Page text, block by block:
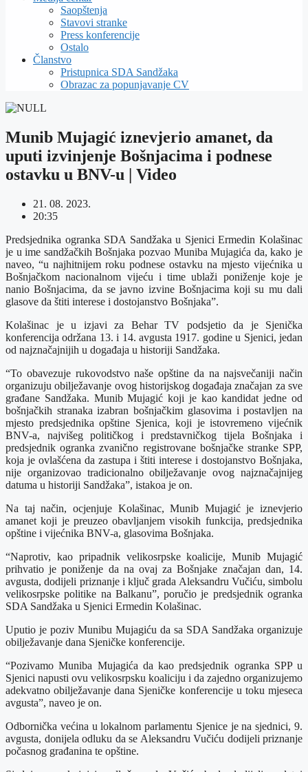
Saopštenja
Stavovi stranke
Press konferencije
Ostalo
Članstvo
Pristupnica SDA Sandžaka
Obrazac za popunjavanje CV
Munib Mujagić iznevjerio amanet, da
uputi izvinjenje Bošnjacima i podnese
ostavku u BNV-u | Video
21. 08. 2023.
20:35
Predsjednika ogranka SDA Sandžaka u Sjenici Ermedin Kolašinac
je u ime sandžačkih Bošnjaka pozvao Muniba Mujagića da, kako je
naveo, “u najhitnijem roku podnese ostavku na mjesto vijećnika u
Bošnjačkom nacionalnom vijeću i time ublaži poniženje koje je
nanio Bošnjacima, da se javno izvine Bošnjacima koji su mu dali
glasove da štiti interese i dostojanstvo Bošnjaka”.
Kolašinac je u izjavi za Behar TV podsjetio da je Sjenička
konferencija održana 13. i 14. avgusta 1917. godine u Sjenici, jedan
od najznačajnijih u događaja u historiji Sandžaka.
“To obavezuje rukovodstvo naše opštine da na najsvečaniji način
organizuju obilježavanje ovog historijskog događaja značajan za sve
građane Sandžaka. Munib Mujagić koji je kao kandidat jedne od
bošnjačkih stranaka izabran bošnjačkim glasovima i postavljen na
mjesto predsjednika opštine Sjenica, koji je istovremeno vijećnik
BNV-a, najvišeg političkog i predstavničkog tijela Bošnjaka i
predsjednik ogranka zvanično registrovane bošnjačke stranke SPP,
koja je ovlašćena da zastupa i štiti interese i dostojanstvo Bošnjaka,
nije organizovao tradicionalno obilježavanje ovog najznačajnijeg
datuma u historiji Sandžaka”, istakoa je on.
Na taj način, ocjenjuje Kolašinac, Munib Mujagić je iznevjerio
amanet koji je preuzeo obavljanjem visokih funkcija, predsjednika
opštine i vijećnika BNV-a, glasovima Bošnjaka.
“Naprotiv, kao pripadnik velikosrpske koalicije, Munib Mujagić
prihvatio je poniženje da na ovaj za Bošnjake značajan dan, 14.
avgusta, dodijeli priznanje i ključ grada Aleksandru Vučiću, simbolu
velikosrpske politike na Balkanu”, poručio je predsjednik ogranka
SDA Sandžaka u Sjenici Ermedin Kolašinac.
Uputio je poziv Munibu Mujagiću da sa SDA Sandžaka organizuje
obilježavanje dana Sjeničke konferencije.
“Pozivamo Muniba Mujagića da kao predsjednik ogranka SPP u
Sjenici napusti ovu velikosrpsku koaliciju i da zajedno organizujemo
adekvatno obilježavanje dana Sjeničke konferencije u toku mjeseca
avgusta”, naveo je on.
Odbornička većina u lokalnom parlamentu Sjenice je na sjednici, 9.
avgusta, donijela odluku da se Aleksandru Vučiću dodijeli priznanje
počasnog građanina te opštine.